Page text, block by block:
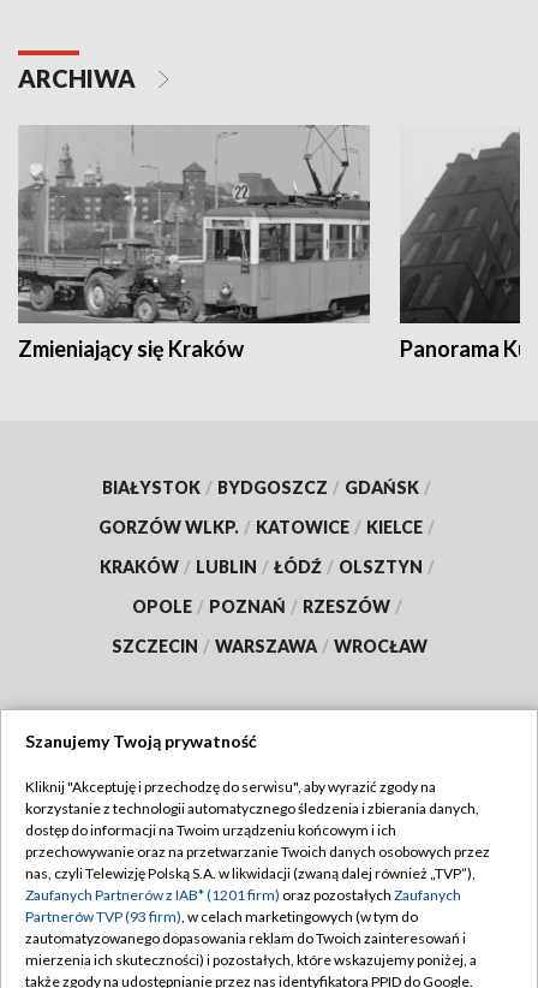
ARCHIWA
Zmieniający się Kraków Panorama
BIAŁYSTOK / BYDGOSZCZ / GDAŃSK /
GORZÓW WLKP. / KATOWICE / KIELCE /
KRAKÓW / LUBLIN / ŁÓDŹ / OLSZTYN /
OPOLE / POZNAŃ / RZESZÓW /
SZCZECIN / WARSZAWA / WROCŁAW
TVP
Abonament TVP
Emisja w TVP
Centrum informacji TVP
Naziemna Telewizja Cyfrowa
Regulamin TVP
Polityka prywatności
Moje zgody
Pomoc
Szanujemy Twoją prywatność
Kliknij "Akceptuję i przechodzę do serwisu", aby wyrazić zgody na
korzystanie z technologii automatycznego śledzenia i zbierania danych,
dostęp do informacji na Twoim urządzeniu końcowym i ich
przechowywanie oraz na przetwarzanie Twoich danych osobowych przez
nas, czyli Telewizję Polską S.A. w likwidacji (zwaną dalej również „TVP”),
Zaufanych Partnerów z IAB* (1201 firm) oraz pozostałych Zaufanych
Partnerów TVP (93 firm), w celach marketingowych (w tym do
zautomatyzowanego dopasowania reklam do Twoich zainteresowań i
mierzenia ich skuteczności) i pozostałych, które wskazujemy poniżej, a
także zgody na udostępnianie przez nas identyfikatora PPID do Google.